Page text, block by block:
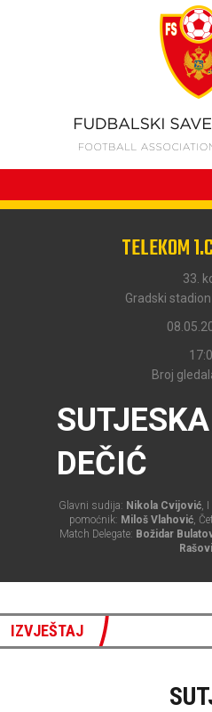
TELEKOM
33.
Gradski
Broj
SUTJESKA
DEČIĆ
Glavni sudija: Nikola Cvijović, I
pomoćnik: Miloš Vlahović,
Match Delegate: Božidar
IZVJEŠTAJ